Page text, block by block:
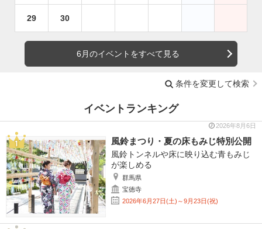
29 30
6月のイベントをすべて見る
条件を変更して検索
イベントランキング
2026年8月6日
風鈴まつり・夏の床もみじ特別公開
風鈴トンネルや床に映り込む青もみじ
が楽しめる
群馬県
宝徳寺
2026年6月27日(土)～9月23日(祝)